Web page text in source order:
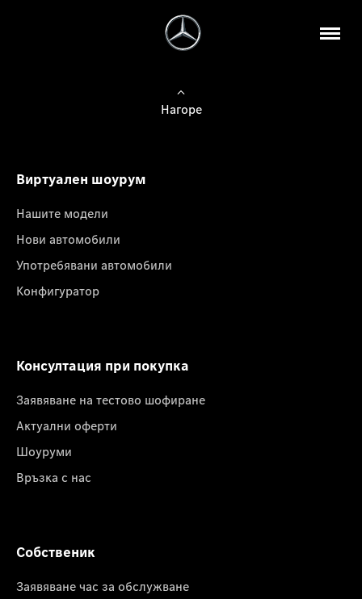
Нагоре
Виртуален шоурум
Нашите модели
Нови автомобили
Употребявани автомобили
Конфигуратор
Консултация при покупка
Заявяване на тестово шофиране
Актуални оферти
Шоуруми
Връзка с нас
Собственик
Заявяване час за обслужване